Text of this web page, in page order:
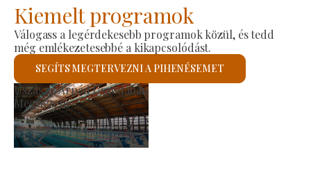
Kiemelt programok
Válogass a legérdekesebb programok közül, és tedd
még emlékezetesebbé a kikapcsolódást.
SEGÍTS MEGTERVEZNI A PIHENÉSEMET
Termelői Piac
Megnézem